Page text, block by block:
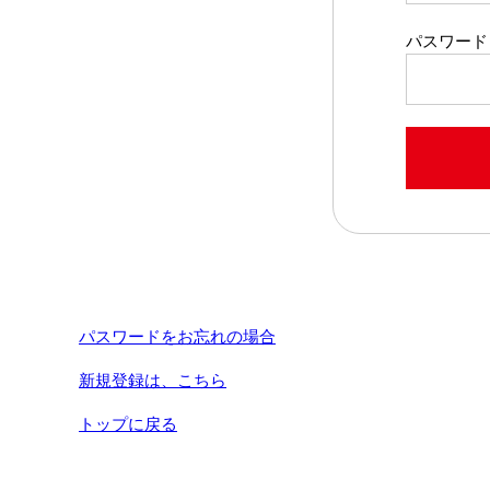
パスワード
パスワードをお忘れの場合
新規登録は、こちら
トップに戻る